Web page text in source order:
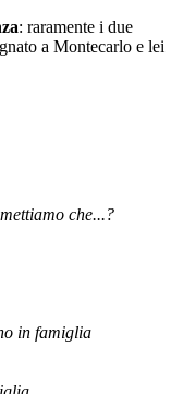
: raramente i due
a Montecarlo e lei
che...?
in famiglia